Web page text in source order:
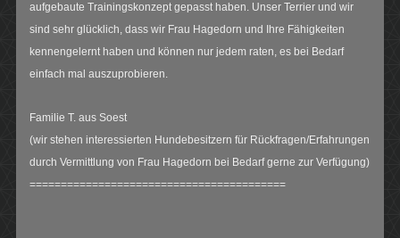
aufgebaute Trainingskonzept gepasst haben. Unser Terrier und wir
sind sehr glücklich, dass wir Frau Hagedorn und Ihre Fähigkeiten
kennengelernt haben und können nur jedem raten, es bei Bedarf
einfach mal auszuprobieren.
Familie T. aus Soest
(wir stehen interessierten Hundebesitzern für Rückfragen/Erfahrungen
durch Vermittlung von Frau Hagedorn bei Bedarf gerne zur Verfügung)
=========================================